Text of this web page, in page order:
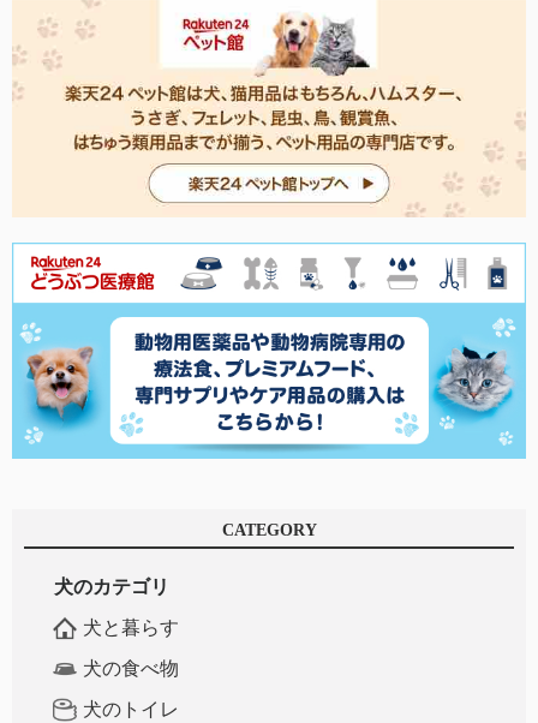
CATEGORY
犬のカテゴリ
犬と暮らす
犬の食べ物
犬のトイレ